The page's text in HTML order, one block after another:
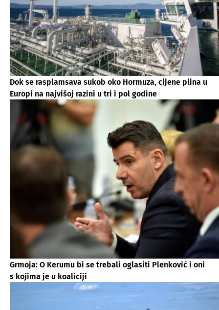
Dok se rasplamsava sukob oko Hormuza, cijene plina u
Europi na najvišoj razini u tri i pol godine
Grmoja: O Kerumu bi se trebali oglasiti Plenković i oni
s kojima je u koaliciji